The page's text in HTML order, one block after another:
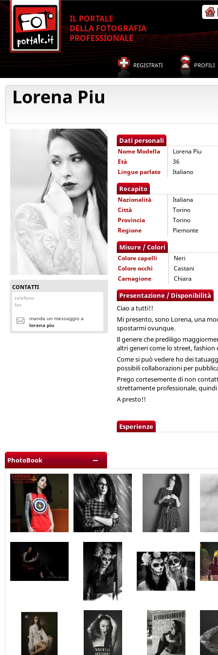
IL PORTALE
DELLA FOTOGRAFIA
PROFESSIONALE
REGISTRATI PROFILI
Lorena Piu
CONTATTI
telefono
fax
manda un messaggio a
lorena piu
Dati personali
Nome Modella
Lorena Piu
Età
36
Lingue parlate
Italiano
Recapito
Nazionalità
Italiana
Città
Torino
Provincia
Torino
Regione
Piemonte
Misure / Colori
Colore capelli
Neri
Colore occhi
Castani
Carnagione
Chiara
Presentazione / Disponibilità
Ciao a tutti!!
Mi presento, sono Lorena, una
spostarmi ovunque.
Il genere che prediligo
altri generi come lo street,
Come si può vedere ho dei
possibili collaborazioni per
Prego cortesemente di non
strettamente professionale,
A presto!!
Esperienze
PhotoBook